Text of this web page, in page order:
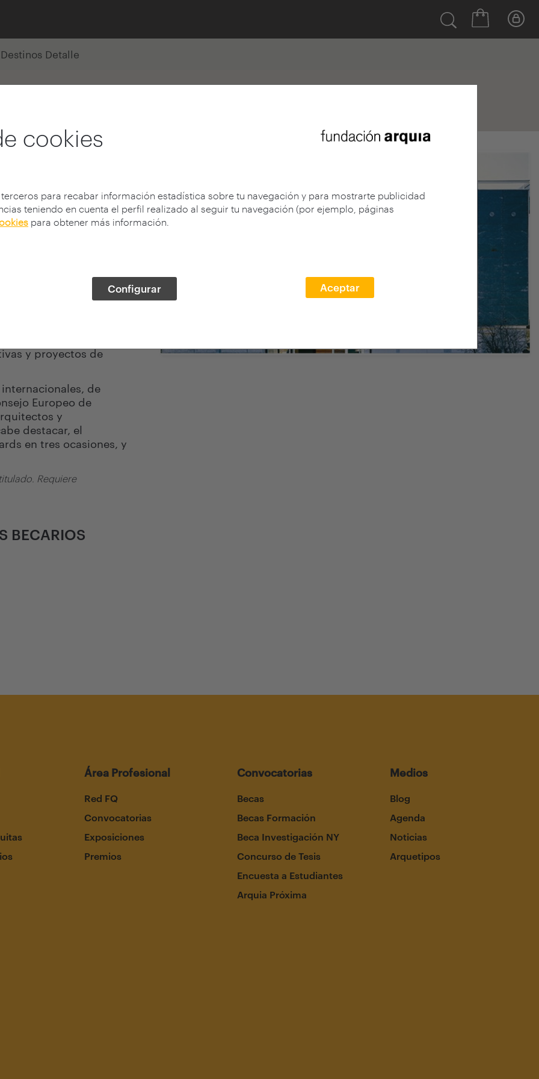
cookies
para recabar información estadística sobre tu navegación y para mostrarte publicidad
teniendo en cuenta el perfil realizado al seguir tu navegación (por ejemplo, páginas
para obtener más información.
Configurar Aceptar
Destinos Detalle
trabajar en ciudades y
su desarrollo
y sostenibilidad.
de todo el mundo
La aplicación
generar un
y proyectos de
de
Europeo de
y
destacar, el
en tres ocasiones, y
Requiere
BECARIOS
Área Profesional
Red FQ
Convocatorias
Exposiciones
Premios
Convocatorias
Becas
Becas Formación
Beca Investigación NY
Concurso de Tesis
Encuesta a Estudiantes
Arquia Próxima
Medios
Blog
Agenda
Noticias
Arquetipos